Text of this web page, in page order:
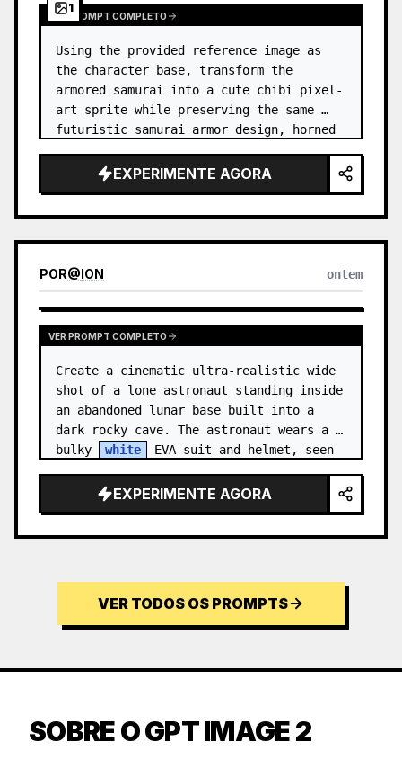
1
VER PROMPT COMPLETO
Using the provided reference image as
the character base, transform the
armored samurai into a cute chibi pixel-
art sprite while preserving the same
futuristic samurai armor design, horned
accents, glowing cyan energy details,…
EXPERIMENTE AGORA
POR@ION ontem
VER PROMPT COMPLETO
Create a cinematic ultra-realistic wide
shot of a lone astronaut standing inside
an abandoned lunar base built into a
dark rocky cave. The astronaut wears a
bulky
white
EVA suit and helmet, seen
EXPERIMENTE AGORA
VER TODOS OS PROMPTS
SOBRE O GPT IMAGE 2